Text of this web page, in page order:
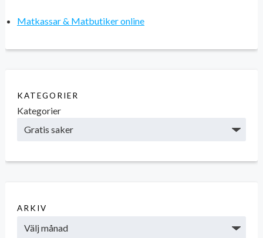
Matkassar & Matbutiker online
KATEGORIER
Kategorier
ARKIV